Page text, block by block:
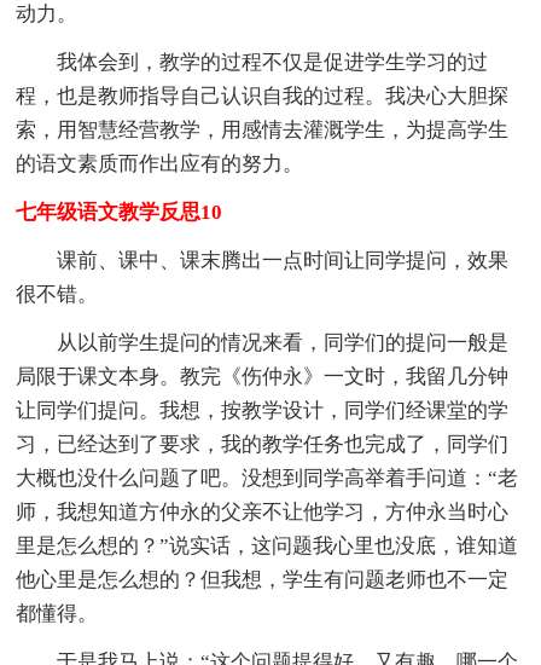
动力。
我体会到，教学的过程不仅是促进学生学习的过
程，也是教师指导自己认识自我的过程。我决心大胆探
索，用智慧经营教学，用感情去灌溉学生，为提高学生
的语文素质而作出应有的努力。
七年级语文教学反思10
课前、课中、课末腾出一点时间让同学提问，效果
很不错。
从以前学生提问的情况来看，同学们的提问一般是
局限于课文本身。教完《伤仲永》一文时，我留几分钟
让同学们提问。我想，按教学设计，同学们经课堂的学
习，已经达到了要求，我的教学任务也完成了，同学们
大概也没什么问题了吧。没想到同学高举着手问道：“老
师，我想知道方仲永的父亲不让他学习，方仲永当时心
里是怎么想的？”说实话，这问题我心里也没底，谁知道
他心里是怎么想的？但我想，学生有问题老师也不一定
都懂得。